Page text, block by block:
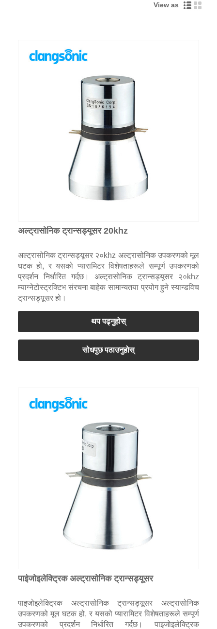
View as
अल्ट्रासोनिक ट्रान्सड्यूसर 20khz
अल्ट्रासोनिक ट्रान्सड्यूसर २०khz अल्ट्रासोनिक उपकरणको मूल
घटक हो, र यसको प्यारामिटर विशेषताहरूले सम्पूर्ण उपकरणको
प्रदर्शन निर्धारित गर्दछ। अल्ट्रासोनिक ट्रान्सड्यूसर २०khz
म्याग्नेटोस्ट्रक्टिभ संरचना बाहेक सामान्यतया प्रयोग हुने स्यान्डविच
ट्रान्सड्यूसर हो।
थप पढ्नुहोस्
सोधपुछ पठाउनुहोस्
पाईजोइलेक्ट्रिक अल्ट्रासोनिक ट्रान्सड्यूसर
पाइजोइलेक्ट्रिक अल्ट्रासोनिक ट्रान्सड्यूसर अल्ट्रासोनिक
उपकरणको मूल घटक हो, र यसको प्यारामिटर विशेषताहरूले सम्पूर्ण
उपकरणको प्रदर्शन निर्धारित गर्दछ। पाइजोइलेक्ट्रिक